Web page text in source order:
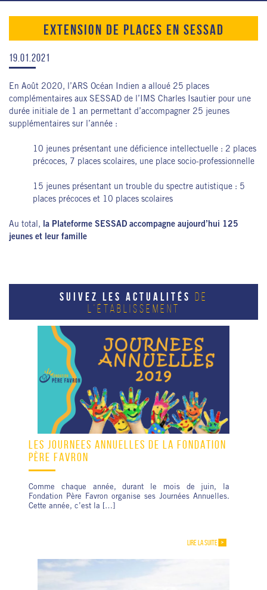
EXTENSION DE PLACES EN SESSAD
19.01.2021
En Août 2020, l’ARS Océan Indien a alloué 25 places
complémentaires aux SESSAD de l’IMS Charles Isautier pour une
durée initiale de 1 an permettant d’accompagner 25 jeunes
supplémentaires sur l’année :
10 jeunes présentant une déficience intellectuelle : 2 places
précoces, 7 places scolaires, une place socio-professionnelle
15 jeunes présentant un trouble du spectre autistique : 5
places précoces et 10 places scolaires
Au total, la Plateforme SESSAD accompagne aujourd’hui 125
jeunes et leur famille
SUIVEZ LES ACTUALITÉS DE
L'ÉTABLISSEMENT
LES JOURNÉES ANNUELLES DE LA FONDATION
PÈRE FAVRON
Comme chaque année, durant le mois de juin, la
Fondation Père Favron organise ses Journées Annuelles.
Cette année, c’est la […]
LIRE LA SUITE